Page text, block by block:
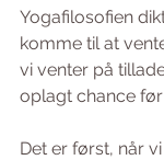
Yogafilosofien
komme til at
vi venter på
oplagt chance
Det er først, når